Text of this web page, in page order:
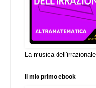
La musica dell'irrazionale
Il mio primo ebook